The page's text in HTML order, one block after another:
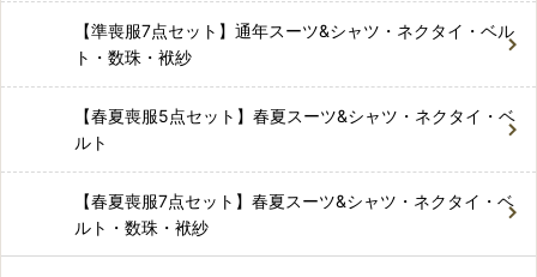
【準喪服7点セット】通年スーツ&シャツ・ネクタイ・ベル
ト・数珠・袱紗
【春夏喪服5点セット】春夏スーツ&シャツ・ネクタイ・ベ
ルト
【春夏喪服7点セット】春夏スーツ&シャツ・ネクタイ・ベ
ルト・数珠・袱紗